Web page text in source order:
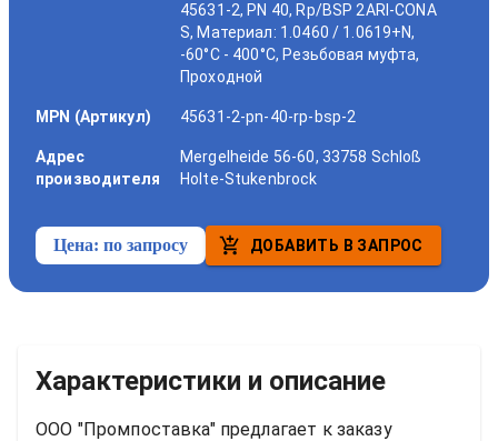
45631-2, PN 40, Rp/BSP 2ARI-CONA
S, Материал: 1.0460 / 1.0619+N,
-60°C - 400°C, Резьбовая муфта,
Проходной
MPN (Артикул) 45631-2-pn-40-rp-bsp-2
Адрес
производителя
Mergelheide 56-60, 33758 Schloß
Holte-Stukenbrock
Цена: по запросу ДОБАВИТЬ В ЗАПРОС
Характеристики и описание
ООО "Промпоставка" предлагает к заказу